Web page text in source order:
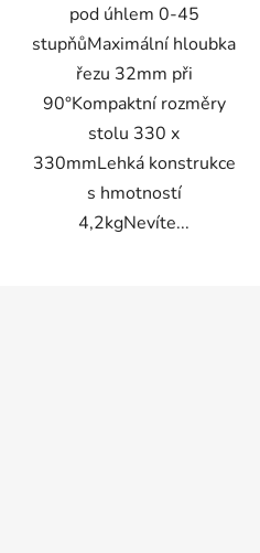
pod úhlem 0-45
stupňůMaximální hloubka
řezu 32mm při
90°Kompaktní rozměry
stolu 330 x
330mmLehká konstrukce
s hmotností
4,2kgNevíte...